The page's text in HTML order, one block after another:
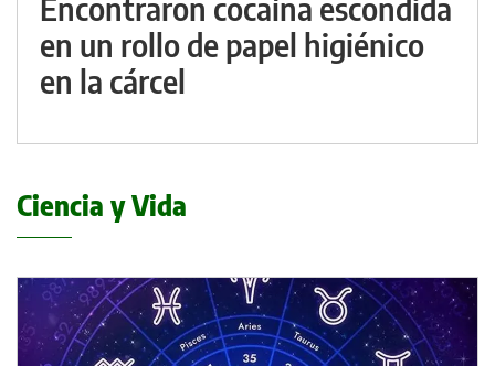
Encontraron cocaína escondida
en un rollo de papel higiénico
en la cárcel
Ciencia y Vida